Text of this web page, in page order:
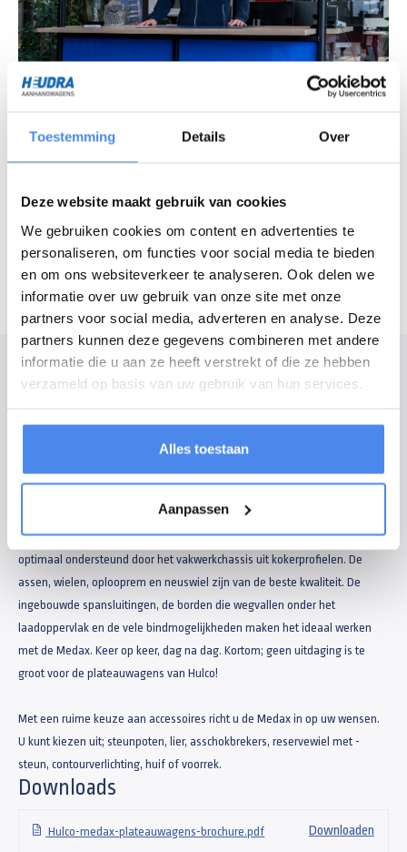
Toestemming Details Over
Deze website maakt gebruik van cookies
We gebruiken cookies om content en advertenties te
personaliseren, om functies voor social media te bieden
en om ons websiteverkeer te analyseren. Ook delen we
informatie over uw gebruik van onze site met onze
partners voor social media, adverteren en analyse. Deze
partners kunnen deze gegevens combineren met andere
informatie die u aan ze heeft verstrekt of die ze hebben
verzameld op basis van uw gebruik van hun services.
Alles toestaan
Aanpassen
Zaterdag
8:30 - 12:00 uur
Modelomschrijving
gebruik. Het doordachte ontwerp met een onderhoudsvriendelijke
constructie en de fraaie afwerking maakt deze plateauwagen favoriet bij
Professionals in heel Europa vertrouwen elke dag weer op de kwaliteit
van de Medax en gebruiken deze tot het uiterste. De laadvloer wordt
optimaal ondersteund door het vakwerkchassis uit kokerprofielen. De
assen, wielen, oplooprem en neuswiel zijn van de beste kwaliteit. De
ingebouwde spansluitingen, de borden die wegvallen onder het
laadoppervlak en de vele bindmogelijkheden maken het ideaal werken
met de Medax. Keer op keer, dag na dag. Kortom; geen uitdaging is te
groot voor de plateauwagens van Hulco!
Met een ruime keuze aan accessoires richt u de Medax in op uw wensen.
U kunt kiezen uit; steunpoten, lier, asschokbrekers, reservewiel met -
steun, contourverlichting, huif of voorrek.
Downloads
Hulco-medax-plateauwagens-brochure.pdf Downloaden